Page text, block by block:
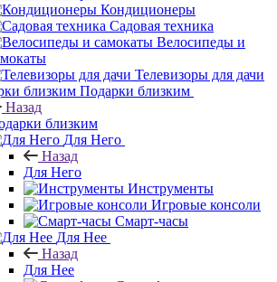
Кондиционеры
Садовая техника
Велосипеды и
Телевизоры для дачи
Подарки близким
Назад
близким
Для Него
Назад
Для Него
Инструменты
Игровые консоли
Смарт-часы
Для Нее
Назад
Для Нее